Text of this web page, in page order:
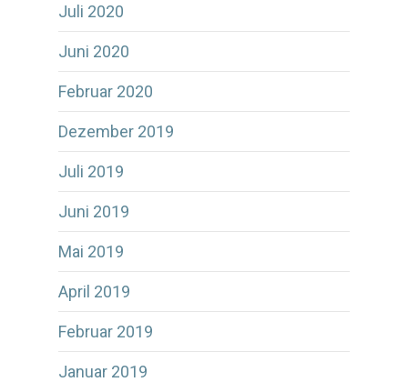
Juli 2020
Juni 2020
Februar 2020
Dezember 2019
Juli 2019
Juni 2019
Mai 2019
April 2019
Februar 2019
Januar 2019